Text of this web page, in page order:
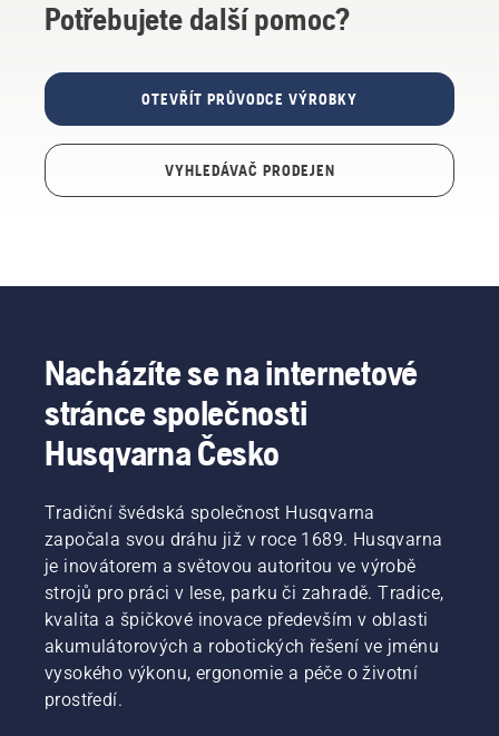
Potřebujete další pomoc?
OTEVŘÍT PRŮVODCE VÝROBKY
VYHLEDÁVAČ PRODEJEN
Nacházíte se na internetové
stránce společnosti
Husqvarna Česko
Tradiční švédská společnost Husqvarna
započala svou dráhu již v roce 1689. Husqvarna
je inovátorem a světovou autoritou ve výrobě
strojů pro práci v lese, parku či zahradě. Tradice,
kvalita a špičkové inovace především v oblasti
akumulátorových a robotických řešení ve jménu
vysokého výkonu, ergonomie a péče o životní
prostředí.